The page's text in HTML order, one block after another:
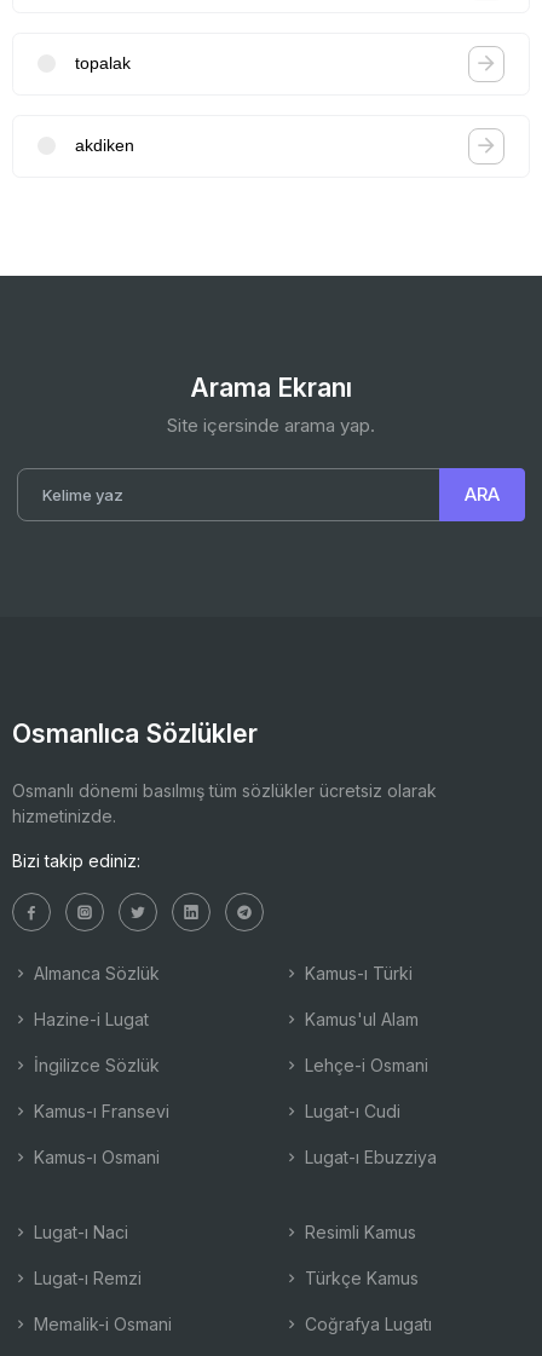
topalak
akdiken
Arama Ekranı
Site içersinde arama yap.
Osmanlıca Sözlükler
Osmanlı dönemi basılmış tüm sözlükler ücretsiz olarak
hizmetinizde.
Bizi takip ediniz:
Almanca Sözlük
Hazine-i Lugat
İngilizce Sözlük
Kamus-ı Fransevi
Kamus-ı Osmani
Kamus-ı Türki
Kamus'ul Alam
Lehçe-i Osmani
Lugat-ı Cudi
Lugat-ı Ebuzziya
Lugat-ı Naci
Lugat-ı Remzi
Memalik-i Osmani
Resimli Kamus
Türkçe Kamus
Coğrafya Lugatı